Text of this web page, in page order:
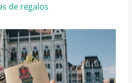
de regalos